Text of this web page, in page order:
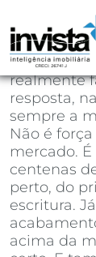
corretor de
quantas
primeira
realmente
resposta,
sempre a
Não é
mercado.
centenas
perto, do
escritura.
acima da